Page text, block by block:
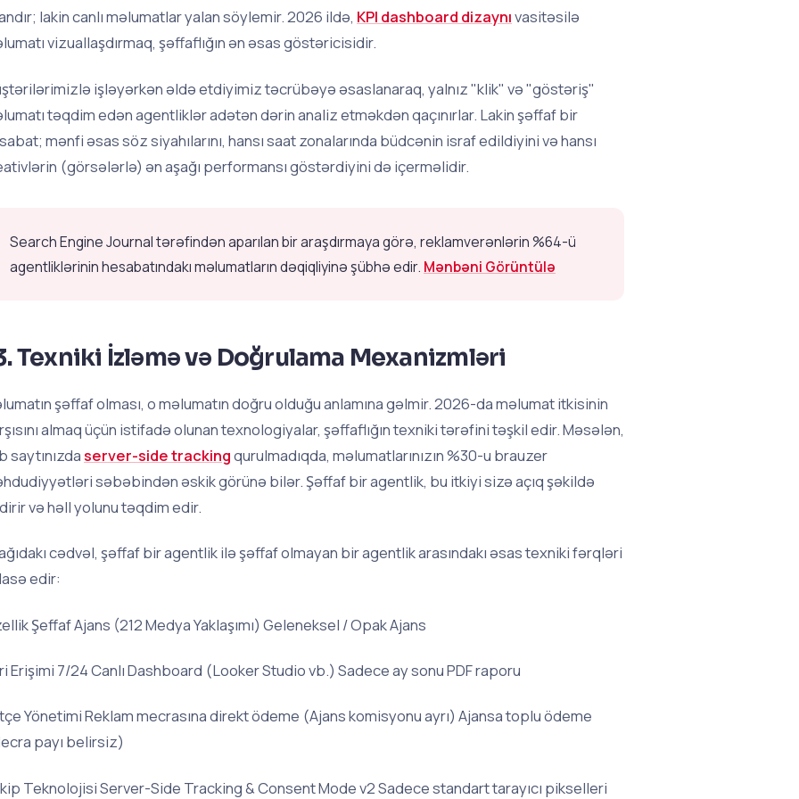
lakin canlı məlumatlar yalan söylemir. 2026 ildə, KPI dashboard dizaynıvasitəsilə
vizuallaşdırmaq, şəffaflığın ən əsas göstəricisidir.
işləyərkən əldə etdiyimiz təcrübəyə əsaslanaraq, yalnız "klik" və "göstəriş"
təqdim edən agentliklər adətən dərin analiz etməkdən qaçınırlar. Lakin şəffaf bir
mənfi əsas söz siyahılarını, hansı saat zonalarında büdcənin israf edildiyini və hansı
(görsələrlə) ən aşağı performansı göstərdiyini də içerməlidir.
Search Engine Journal tərəfindən aparılan bir araşdırmaya görə, reklamverənlərin %64-ü
agentliklərinin hesabatındakı məlumatların dəqiqliyinə şübhə edir. Mənbəni Görüntülə
Texniki İzləmə və Doğrulama Mexanizmləri
şəffaf olması, o məlumatın doğru olduğu anlamına gəlmir. 2026-da məlumat itkisinin
almaq üçün istifadə olunan texnologiyalar, şəffaflığın texniki tərəfini təşkil edir. Məsələn,
saytınızdaserver-side trackingqurulmadıqda, məlumatlarınızın %30-u brauzer
səbəbindən əskik görünə bilər. Şəffaf bir agentlik, bu itkiyi sizə açıq şəkildə
və həll yolunu təqdim edir.
cədvəl, şəffaf bir agentlik ilə şəffaf olmayan bir agentlik arasındakı əsas texniki fərqləri
edir:
Şeffaf Ajans (212 Medya Yaklaşımı) Geleneksel / Opak Ajans
Erişimi 7/24 Canlı Dashboard (Looker Studio vb.) Sadece ay sonu PDF raporu
Yönetimi Reklam mecrasına direkt ödeme (Ajans komisyonu ayrı) Ajansa toplu ödeme
payı belirsiz)
Teknolojisi Server-Side Tracking & Consent Mode v2 Sadece standart tarayıcı pikselleri